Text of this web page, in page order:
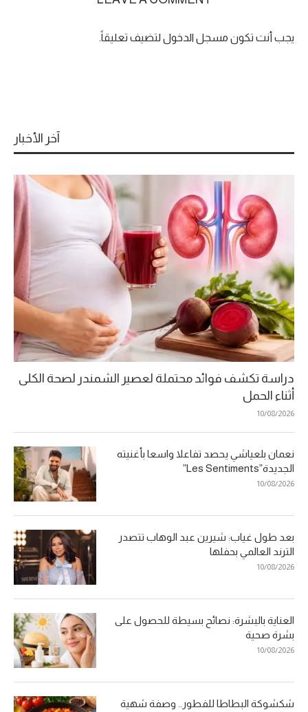
يجب أنت تكون مسجل الدخول لتضيف تعليقاً.
آخر الأخبار
دراسة تكشف فوائد محتملة لعصير الشمندر لصحة الكلى
أثناء الحمل
10/08/2026
نعمان بلعياشي يحصد تفاعلا واسعا بأغنيته
الجديدة”Les Sentiments”
10/08/2026
بعد طول غياب: شيرين عبد الوهاب تتصدر
الترند العالمي بحفلها
10/08/2026
العناية بالبشرة: نصائح بسيطة للحصول على
بشرة صحية
10/08/2026
شكشوكة البطاطا للفطور.. وصفة شهية